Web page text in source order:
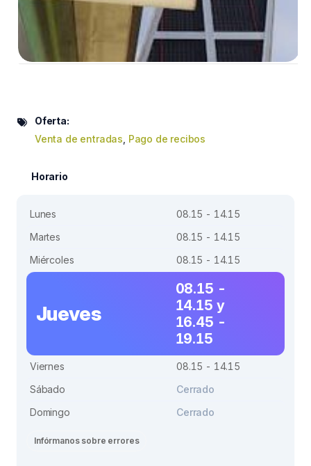
Oferta:
Venta de entradas Pago de recibos
Horario
Lunes
08.15 - 14.15
Martes
08.15 - 14.15
Miércoles
08.15 - 14.15
Jueves
08.15 -
14.15 y
16.45 -
19.15
Viernes
08.15 - 14.15
Sábado
Cerrado
Domingo
Cerrado
Infórmanos sobre errores